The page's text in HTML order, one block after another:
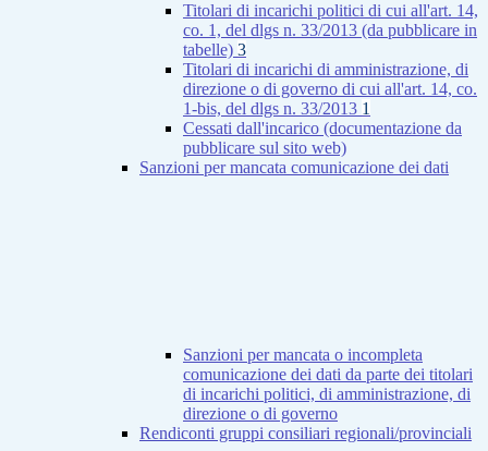
Titolari di incarichi politici di cui all'art. 14,
co. 1, del dlgs n. 33/2013 (da pubblicare in
tabelle) 3
Titolari di incarichi di amministrazione, di
direzione o di governo di cui all'art. 14, co.
1-bis, del dlgs n. 33/2013 1
Cessati dall'incarico (documentazione da
pubblicare sul sito web)
Sanzioni per mancata comunicazione dei dati
Sanzioni per mancata o incompleta
comunicazione dei dati da parte dei titolari
di incarichi politici, di amministrazione, di
direzione o di governo
Rendiconti gruppi consiliari regionali/provinciali